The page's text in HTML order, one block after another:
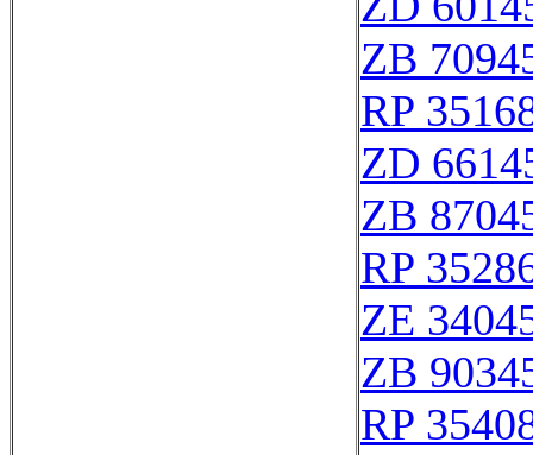
ZB
RP
ZD
ZB
RP
ZE
ZB
RP